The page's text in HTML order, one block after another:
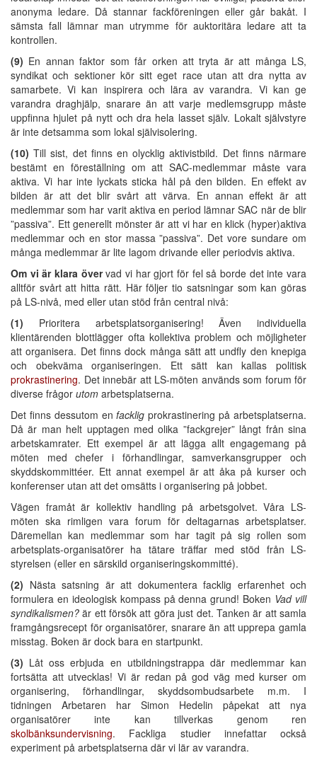
anonyma ledare. Då stannar fackföreningen eller går bakåt. I
sämsta fall lämnar man utrymme för auktoritära ledare att ta
kontrollen.
(9) En annan faktor som får orken att tryta är att många LS,
syndikat och sektioner kör sitt eget race utan att dra nytta av
samarbete. Vi kan inspirera och lära av varandra. Vi kan ge
varandra draghjälp, snarare än att varje medlemsgrupp måste
uppfinna hjulet på nytt och dra hela lasset själv. Lokalt självstyre
är inte detsamma som lokal självisolering.
(10) Till sist, det finns en olycklig aktivistbild. Det finns närmare
bestämt en föreställning om att SAC-medlemmar måste vara
aktiva. Vi har inte lyckats sticka hål på den bilden. En effekt av
bilden är att det blir svårt att värva. En annan effekt är att
medlemmar som har varit aktiva en period lämnar SAC när de blir
”passiva”. Ett generellt mönster är att vi har en klick (hyper)aktiva
medlemmar och en stor massa ”passiva”. Det vore sundare om
många medlemmar är lite lagom drivande eller periodvis aktiva.
Om vi är klara övervad vi har gjort för fel så borde det inte vara
alltför svårt att hitta rätt. Här följer tio satsningar som kan göras
på LS-nivå, med eller utan stöd från central nivå:
(1) Prioritera arbetsplatsorganisering! Även individuella
klientärenden blottlägger ofta kollektiva problem och möjligheter
att organisera. Det finns dock många sätt att undfly den knepiga
och obekväma organiseringen. Ett sätt kan kallas politisk
prokrastinering. Det innebär att LS-möten används som forum för
diverse frågor utom arbetsplatserna.
Det finns dessutom enfacklig prokrastinering på arbetsplatserna.
Då är man helt upptagen med olika ”fackgrejer” långt från sina
arbetskamrater. Ett exempel är att lägga allt engagemang på
möten med chefer i förhandlingar, samverkansgrupper och
skyddskommittéer. Ett annat exempel är att åka på kurser och
konferenser utan att det omsätts i organisering på jobbet.
Vägen framåt är kollektiv handling på arbetsgolvet. Våra LS-
möten ska rimligen vara forum för deltagarnas arbetsplatser.
Däremellan kan medlemmar som har tagit på sig rollen som
arbetsplats-organisatörer ha tätare träffar med stöd från LS-
styrelsen (eller en särskild organiseringskommitté).
(2) Nästa satsning är att dokumentera facklig erfarenhet och
formulera en ideologisk kompass på denna grund! Boken Vad vill
syndikalismen? är ett försök att göra just det. Tanken är att samla
framgångsrecept för organisatörer, snarare än att upprepa gamla
misstag. Boken är dock bara en startpunkt.
(3) Låt oss erbjuda en utbildningstrappa där medlemmar kan
fortsätta att utvecklas! Vi är redan på god väg med kurser om
organisering, förhandlingar, skyddsombudsarbete m.m. I
tidningen Arbetaren har Simon Hedelin påpekat att nya
organisatörer inte kan tillverkas genom ren
skolbänksundervisning. Fackliga studier innefattar också
experiment på arbetsplatserna där vi lär av varandra.